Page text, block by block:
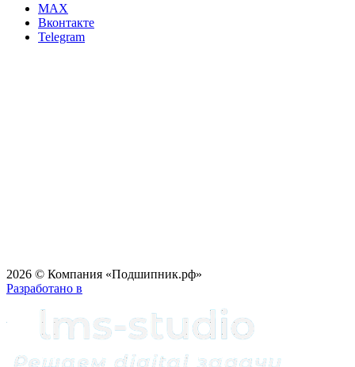
MAX
Вконтакте
Telegram
2026 © Компания «Подшипник.рф»
Разработано в